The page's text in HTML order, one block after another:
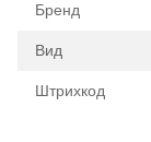
Бренд
Вид
Штрихкод